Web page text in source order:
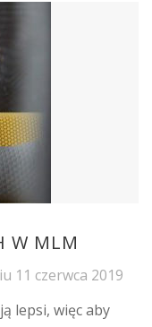
W MLM
11 czerwca 2019
lepsi, więc aby